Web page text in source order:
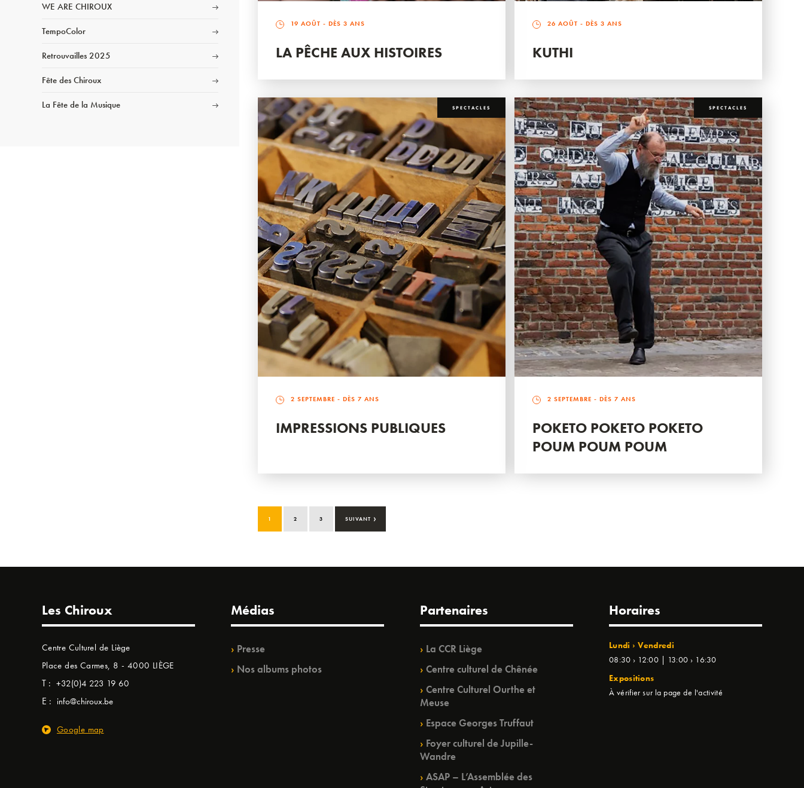
WE ARE CHIROUX
TempoColor
Retrouvailles 2025
Fête des Chiroux
La Fête de la Musique
19 AOÛT - DÈS 3 ANS
LA PÊCHE AUX HISTOIRES
26 AOÛT - DÈS 3 ANS
KUTHI
SPECTACLES
2 SEPTEMBRE - DÈS 7 ANS
IMPRESSIONS PUBLIQUES
SPECTACLES
2 SEPTEMBRE - DÈS 7 ANS
POKETO POKETO POKETO
POUM POUM POUM
1 2 3 SUIVANT ›
Les Chiroux
Centre Culturel de Liège
Place des Carmes, 8 - 4000 LIÈGE
T : +32(0)4 223 19 60
E : info@chiroux.be
Google map
Médias
Presse
Nos albums photos
Partenaires
La CCR Liège
Centre culturel de Chênée
Centre Culturel Ourthe et
Meuse
Espace Georges Truffaut
Foyer culturel de Jupille-
Wandre
ASAP – L’Assemblée des
Horaires
Lundi › Vendredi
08:30 › 12:00 | 13:00 › 16:30
Expositions
À vérifier sur la page de l'activité